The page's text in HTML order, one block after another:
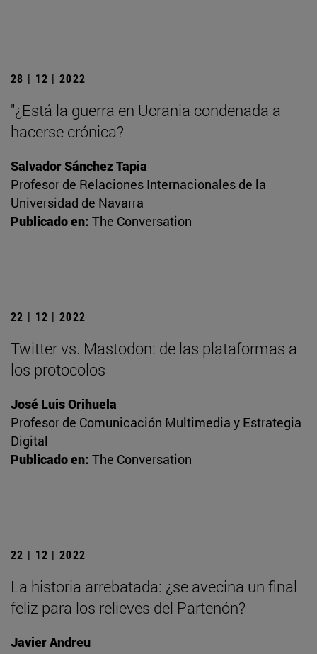
28 | 12 | 2022
"¿Está la guerra en Ucrania condenada a
hacerse crónica?
Salvador Sánchez Tapia
Profesor de Relaciones Internacionales de la
Universidad de Navarra
Publicado en: The Conversation
22 | 12 | 2022
Twitter vs. Mastodon: de las plataformas a
los protocolos
José Luis Orihuela
Profesor de Comunicación Multimedia y Estrategia
Digital
Publicado en: The Conversation
22 | 12 | 2022
La historia arrebatada: ¿se avecina un final
feliz para los relieves del Partenón?
Javier Andreu